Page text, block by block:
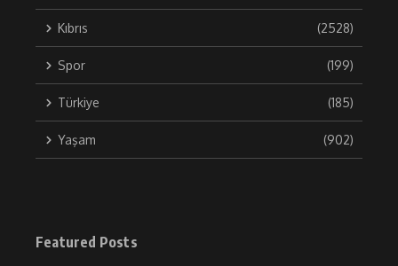
Kıbrıs (2528)
Spor (199)
Türkiye (185)
Yaşam (902)
Featured Posts